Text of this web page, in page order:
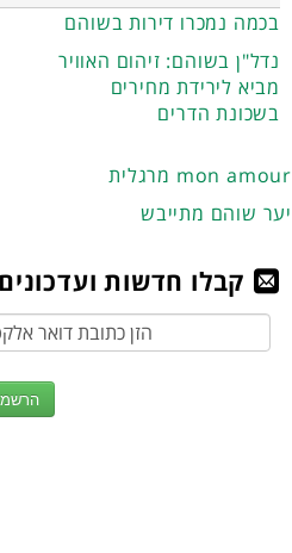
בכמה נמכרו דירות בשוהם
נדל"ן בשוהם: זיהום האוויר
מביא לירידת מחירים
בשכונת הדרים
מרגלית mon amour
יער שוהם מתייבש
קבלו חדשות ועדכונים